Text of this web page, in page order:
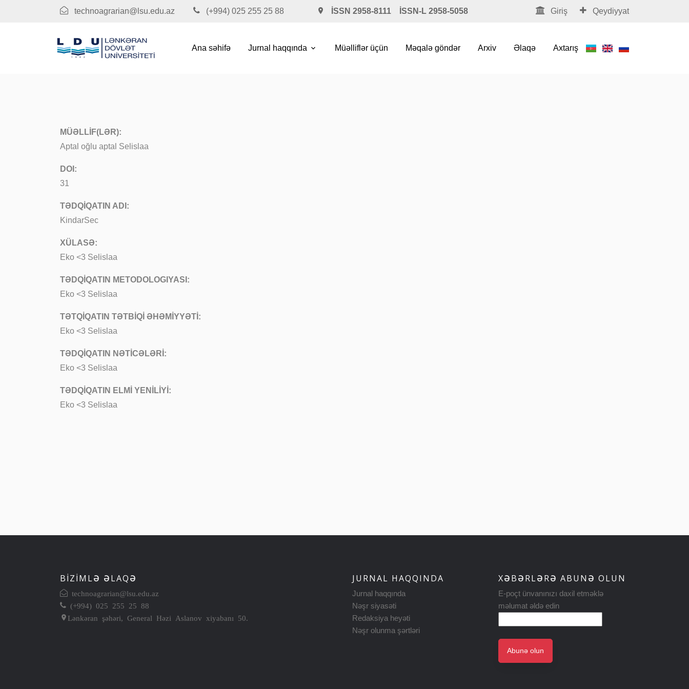
technoagrarian@lsu.edu.az (+994) 025 255 25 88 İSSN 2958-8111 İSSN-L 2958-5058 Giriş Qeydiyyat
Ana səhifə Jurnal haqqında Müəlliflər üçün Məqalə göndər Arxiv Əlaqə Axtarış
MÜƏLLİF(LƏR):
Aptal oğlu aptal Selislaa
DOI:
31
TƏDQİQATIN ADI:
KindarSec
XÜLASƏ:
Eko <3 Selislaa
TƏDQİQATIN METODOLOGIYASI:
Eko <3 Selislaa
TƏTQİQATIN TƏTBİQİ ƏHƏMİYYƏTİ:
Eko <3 Selislaa
TƏDQİQATIN NƏTİCƏLƏRİ:
Eko <3 Selislaa
TƏDQİQATIN ELMİ YENİLİYİ:
Eko <3 Selislaa
BIZIMLƏ ƏLAQƏ
technoagrarian@lsu.edu.az
(+994) 025 255 25 88
Lənkəran şəhəri, General Həzi Aslanov xiyabanı 50.
JURNAL HAQQINDA
Jurnal haqqında
Nəşr siyasəti
Redaksiya heyəti
Nəşr olunma şərtləri
XƏBƏRLƏRƏ ABUNƏ OLUN
E-poçt ünvanınızı daxil etməklə
məlumat əldə edin
Abunə olun